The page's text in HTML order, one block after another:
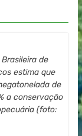
de
estima que
de
a conservação
(foto: